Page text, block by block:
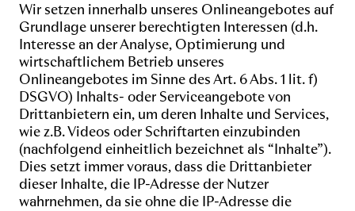
Wir setzen innerhalb unseres Onlineangebotes auf
Grundlage unserer berechtigten Interessen (d.h.
Interesse an der Analyse, Optimierung und
wirtschaftlichem Betrieb unseres
Onlineangebotes im Sinne des Art. 6 Abs. 1 lit. f)
DSGVO) Inhalts- oder Serviceangebote von
Drittanbietern ein, um deren Inhalte und Services,
wie z.B. Videos oder Schriftarten einzubinden
(nachfolgend einheitlich bezeichnet als “Inhalte”).
Dies setzt immer voraus, dass die Drittanbieter
dieser Inhalte, die IP-Adresse der Nutzer
wahrnehmen, da sie ohne die IP-Adresse die